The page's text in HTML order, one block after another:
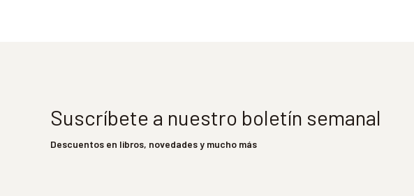
Suscríbete a nuestro boletín semanal
Descuentos en libros, novedades y mucho más